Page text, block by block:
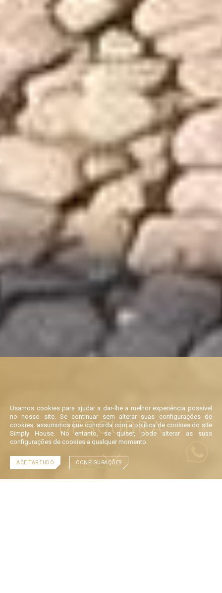
DESCUBRA
Usamos cookies para ajudar a dar-lhe a melhor experiência possível
no nosso site. Se continuar sem alterar suas configurações de
cookies, assumimos que concorda com a política de cookies do site
Simply House. No entanto, se quiser, pode alterar as suas
configurações de cookies a qualquer momento.
ACEITAR TUDO CONFIGURAÇÕES